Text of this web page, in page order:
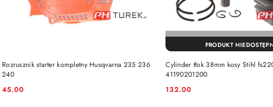
Rozrusznik starter kompletny Husqvarna 235 236
240
Cena:
45.00
DO KOSZYKA
Cylinder tłok 38mm kosy Stihl
41190201200
Cena:
132.00
PRODUKT